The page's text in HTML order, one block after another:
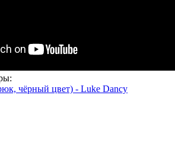
чёрный цвет) - Luke Dancy